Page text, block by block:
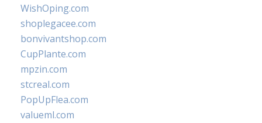
WishOping.com
shoplegacee.com
bonvivantshop.com
CupPlante.com
mpzin.com
stcreal.com
PopUpFlea.com
valueml.com